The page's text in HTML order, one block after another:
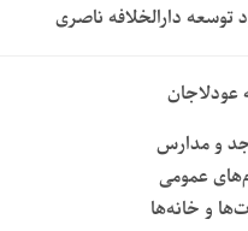
توسعه دارالخلافه ناصری
عودلاجان
و مدارس
عمومی
و خانه‌ها